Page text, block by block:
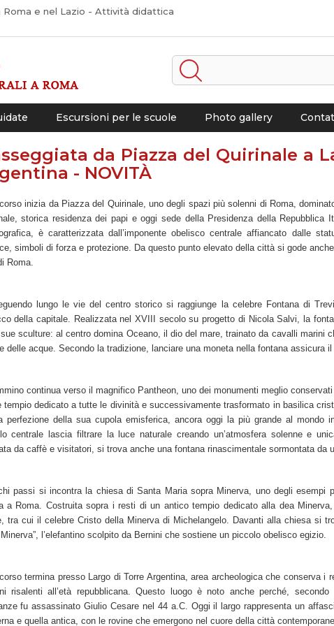
Roma e nel Lazio - Attività didattica
Escursioni per le scuole Photo gallery
da Piazza del Quirinale a
- NOVITÀ
inizia da Piazza del Quirinale, uno degli spazi più solenni di Roma,
storica residenza dei papi e oggi sede della Presidenza della Repubblica
è caratterizzata dall’imponente obelisco centrale affiancato dalle
simboli di forza e protezione. Da questo punto elevato della città si gode
Roma.
lungo le vie del centro storico si raggiunge la celebre Fontana di
della capitale. Realizzata nel XVIII secolo su progetto di Nicola Salvi, la
sculture: al centro domina Oceano, il dio del mare, trainato da cavalli marini
delle acque. Secondo la tradizione, lanciare una moneta nella fontana assicura
continua verso il magnifico Pantheon, uno dei monumenti meglio
tempio dedicato a tutte le divinità e successivamente trasformato in basilica
perfezione della sua cupola emisferica, ancora oggi la più grande al mondo
centrale lascia filtrare la luce naturale creando un’atmosfera solenne e
da caffè e visitatori, si trova anche una fontana rinascimentale sormontata da
passi si incontra la chiesa di Santa Maria sopra Minerva, uno degli esempi
a Roma. Costruita sopra i resti di un antico tempio dedicato alla dea
tra cui il celebre Cristo della Minerva di Michelangelo. Davanti alla chiesa si
l’elefantino scolpito da Bernini che sostiene un piccolo obelisco egizio.
termina presso Largo di Torre Argentina, area archeologica che conserva i
risalenti all’età repubblicana. Questo luogo è noto anche perché,
fu assassinato Giulio Cesare nel 44 a.C. Oggi il largo rappresenta un
e quella antica, con le rovine che emergono nel cuore della città